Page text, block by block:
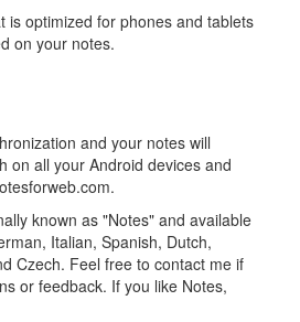
is optimized for phones and tablets
on your notes.
and your notes will
on all your Android devices and
known as "Notes" and available
Italian, Spanish, Dutch,
Czech. Feel free to contact me if
or feedback. If you like Notes,